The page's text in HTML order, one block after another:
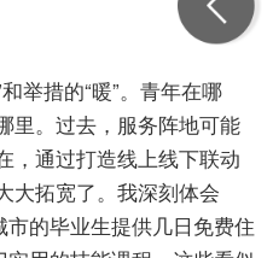
举措的“暖”。青年在哪
里。过去，服务阵地可能
，通过打造线上线下联动
大拓宽了。我深刻体会
市的毕业生提供几日免费住